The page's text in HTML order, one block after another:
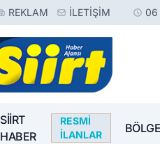
REKLAM İLETIŞIM 06
SIIRT
HABER
RESMI
İLANLAR
BÖLGE